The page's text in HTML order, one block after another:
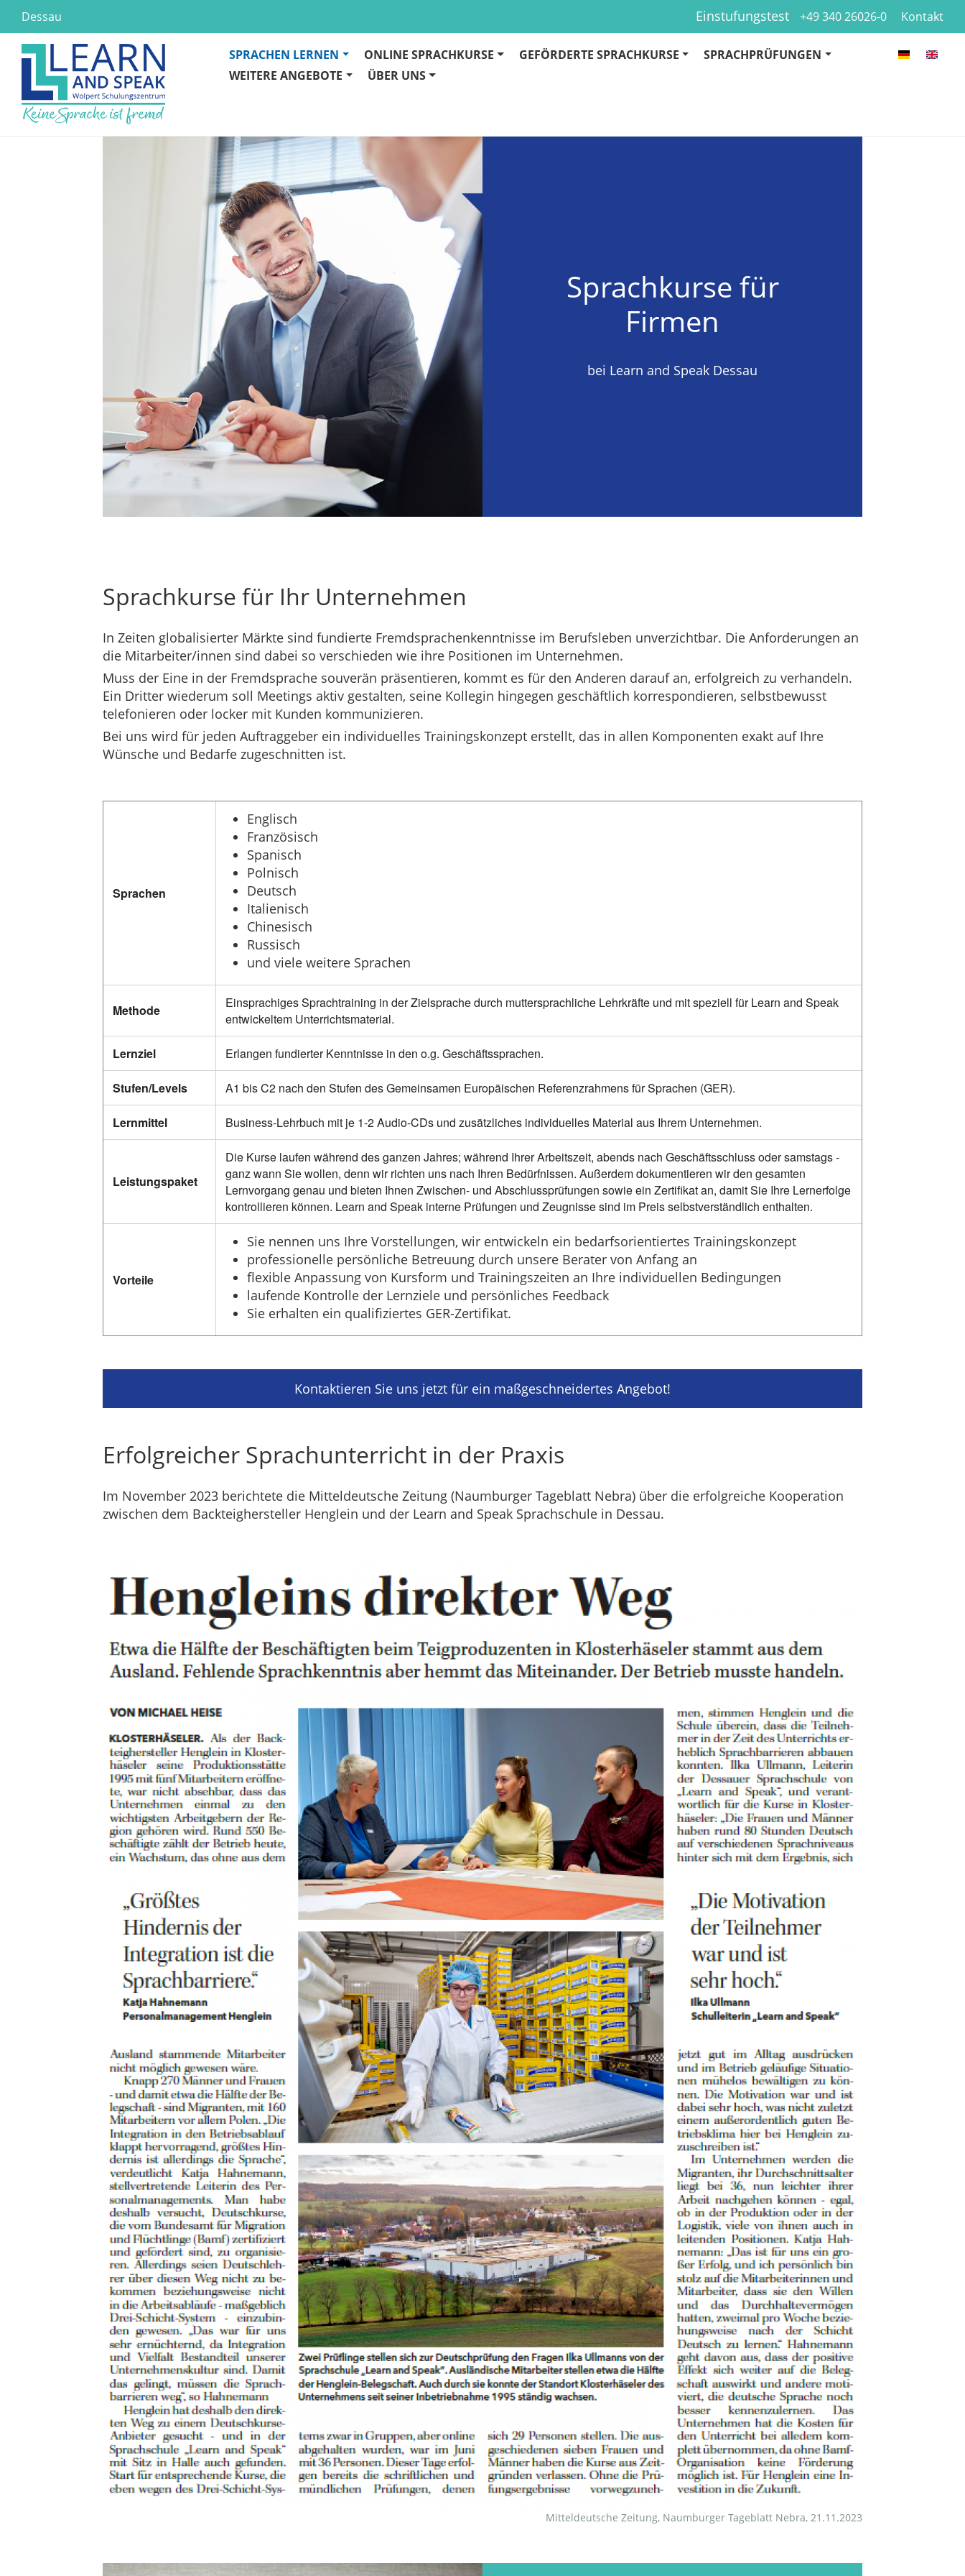
Dessau Einstufungstest +49 340 26026-0 Kontakt
SPRACHEN LERNEN ONLINE SPRACHKURSE GEFÖRDERTE SPRACHKURSE
SPRACHPRÜFUNGEN
WEITERE ANGEBOTE
ÜBER UNS
Sprachkurse für
Firmen
bei Learn and Speak Dessau
Sprachkurse für Ihr Unternehmen
In Zeiten globalisierter Märkte sind fundierte Fremdsprachenkenntnisse im Berufsleben unverzichtbar. Die Anforderungen an
die Mitarbeiter/innen sind dabei so verschieden wie ihre Positionen im Unternehmen.
Muss der Eine in der Fremdsprache souverän präsentieren, kommt es für den Anderen darauf an, erfolgreich zu verhandeln.
Ein Dritter wiederum soll Meetings aktiv gestalten, seine Kollegin hingegen geschäftlich korrespondieren, selbstbewusst
telefonieren oder locker mit Kunden kommunizieren.
Bei uns wird für jeden Auftraggeber ein individuelles Trainingskonzept erstellt, das in allen Komponenten exakt auf Ihre
Wünsche und Bedarfe zugeschnitten ist.
Sprachen
Englisch
Französisch
Spanisch
Polnisch
Deutsch
Italienisch
Chinesisch
Russisch
und viele weitere Sprachen
Methode
Einsprachiges Sprachtraining in der Zielsprache durch muttersprachliche Lehrkräfte und mit speziell für Learn and Speak
entwickeltem Unterrichtsmaterial.
Lernziel Erlangen fundierter Kenntnisse in den o.g. Geschäftssprachen.
Stufen/Levels A1 bis C2 nach den Stufen des Gemeinsamen Europäischen Referenzrahmens für Sprachen (GER).
Lernmittel Business-Lehrbuch mit je 1-2 Audio-CDs und zusätzliches individuelles Material aus Ihrem Unternehmen.
Leistungspaket
Die Kurse laufen während des ganzen Jahres; während Ihrer Arbeitszeit, abends nach Geschäftsschluss oder samstags -
ganz wann Sie wollen, denn wir richten uns nach Ihren Bedürfnissen. Außerdem dokumentieren wir den gesamten
Lernvorgang genau und bieten Ihnen Zwischen- und Abschlussprüfungen sowie ein Zertifikat an, damit Sie Ihre Lernerfolge
kontrollieren können. Learn and Speak interne Prüfungen und Zeugnisse sind im Preis selbstverständlich enthalten.
Vorteile
Sie nennen uns Ihre Vorstellungen, wir entwickeln ein bedarfsorientiertes Trainingskonzept
professionelle persönliche Betreuung durch unsere Berater von Anfang an
flexible Anpassung von Kursform und Trainingszeiten an Ihre individuellen Bedingungen
laufende Kontrolle der Lernziele und persönliches Feedback
Sie erhalten ein qualifiziertes GER-Zertifikat.
Kontaktieren Sie uns jetzt für ein maßgeschneidertes Angebot!
Erfolgreicher Sprachunterricht in der Praxis
Im November 2023 berichtete die Mitteldeutsche Zeitung (Naumburger Tageblatt Nebra) über die erfolgreiche Kooperation
zwischen dem Backteighersteller Henglein und der Learn and Speak Sprachschule in Dessau.
Mitteldeutsche Zeitung, Naumburger Tageblatt Nebra, 21.11.2023